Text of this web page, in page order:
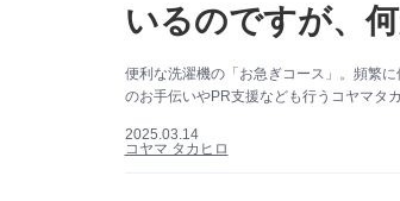
いるのですが、
便利な洗濯機の「お急ぎコース」。頻繁
のお手伝いやPR支援なども行うコヤマタ
2025.03.14
コヤマ タカヒロ